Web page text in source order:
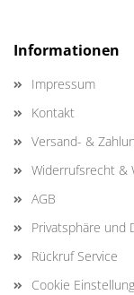
Informationen
Impressum
Kontakt
Versand- &
Widerrufsrecht &
AGB
Privatsphäre und
Rückruf Service
Cookie